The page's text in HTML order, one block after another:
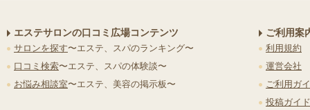
エステサロンの口コミ広場コンテンツ
サロンを探す〜エステ、スパのランキング〜
口コミ検索〜エステ、スパの体験談〜
お悩み相談室〜エステ、美容の掲示板〜
ご利用案
利用規約
運営会社
ご利用ガ
投稿ガイ